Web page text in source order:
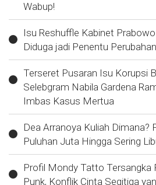
Wabup!
Isu Reshuffle Kabinet
Diduga jadi Penentu
Terseret Pusaran Isu Korupsi
Selebgram Nabila Gardena
Imbas Kasus Mertua
Dea Arranoya Kuliah Dimana?
Puluhan Juta Hingga Sering
Profil Mondy Tatto Tersangka
Punk, Konflik Cinta Segitiga